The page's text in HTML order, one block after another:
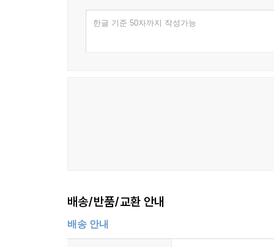
한글 기준 50자까지 작성가능
배송/반품/교환 안내
배송 안내